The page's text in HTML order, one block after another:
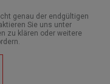
genau der endgültigen
Sie uns unter
zu klären oder weitere